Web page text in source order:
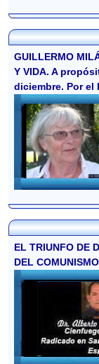
GUILLERMO
Y VIDA. A
diciembre. Por el
EL TRIUNFO DE
DEL